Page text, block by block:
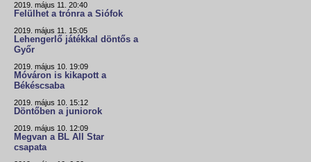
2019. május 11. 20:40
Felülhet a trónra a Siófok
2019. május 11. 15:05
Lehengerlő játékkal döntős a
Győr
2019. május 10. 19:09
Móváron is kikapott a
Békéscsaba
2019. május 10. 15:12
Döntőben a juniorok
2019. május 10. 12:09
Megvan a BL All Star
csapata